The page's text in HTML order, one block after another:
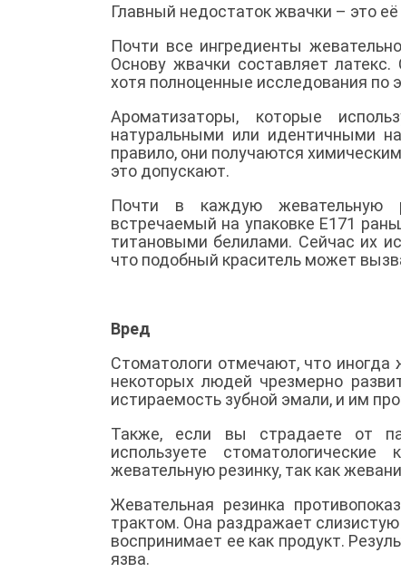
Главный недостаток жвачки – это её
Почти все ингредиенты
Основу жвачки составляет
хотя полноценные исследования по
Ароматизаторы, которые
натуральными или идентичными
правило, они получаются
это допускают.
Почти в каждую жевательную
встречаемый на упаковке Е171
титановыми белилами. Сейчас их
что подобный краситель может
Вред
Стоматологи отмечают, что иногда
некоторых людей чрезмерно
истираемость зубной эмали, и им
Также, если вы страдаете от
используете стоматологические
жевательную резинку, так как
Жевательная резинка
трактом. Она раздражает
воспринимает ее как продукт.
язва.